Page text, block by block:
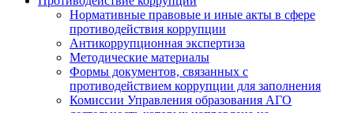
Нормативные правовые и иные акты в сфере
противодействия коррупции
Антикоррупционная экспертиза
Методические материалы
Формы документов, связанных с
противодействием коррупции для заполнения
Комиссии Управления образования АГО